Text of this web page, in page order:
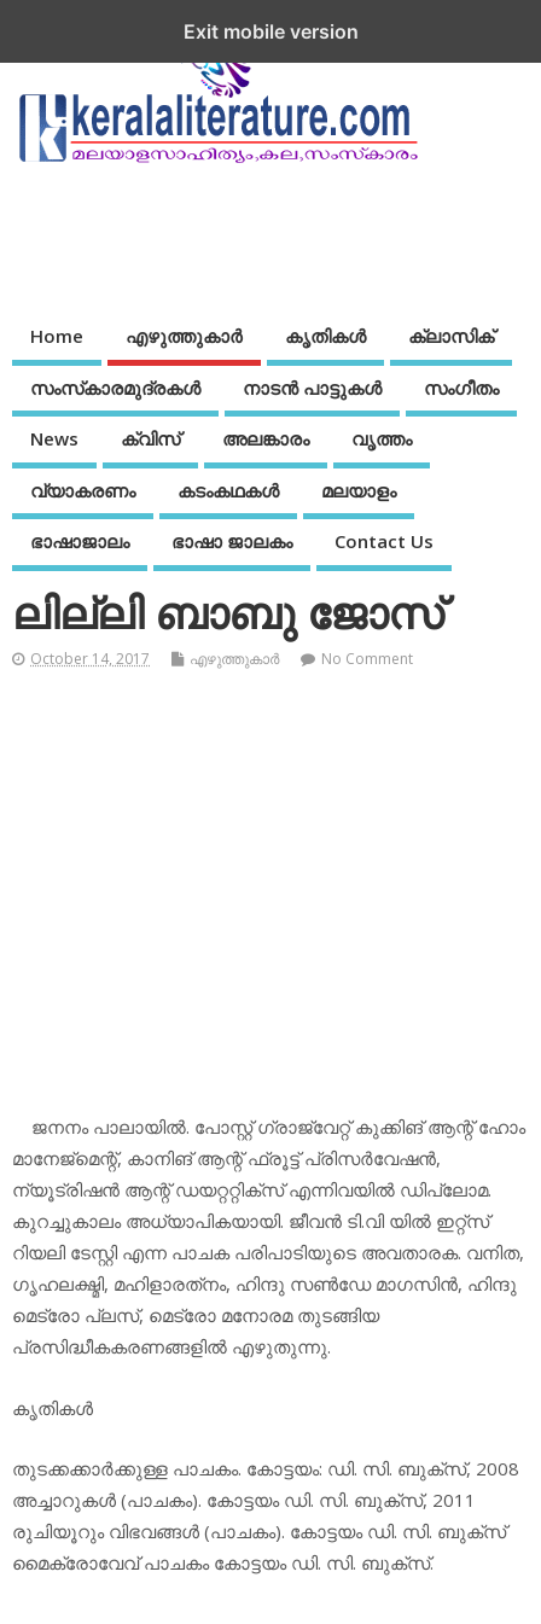
Home എഴുത്തുകാര്‍ കൃതികൾ ക്ലാസിക്
സംസ്‌കാരമുദ്രകള്‍ നാടന്‍ പാട്ടുകള്‍ സംഗീതം
News ക്വിസ് അലങ്കാരം വൃത്തം
വ്യാകരണം കടംകഥകള്‍ മലയാളം
ഭാഷാജാലം ഭാഷാ ജാലകം Contact Us
ലില്ലി ബാബു ജോസ്
October 14, 2017 എഴുത്തുകാര്‍ No Comment
ജനനം പാലായില്‍. പോസ്റ്റ് ഗ്രാജ്വേറ്റ് കുക്കിങ് ആന്റ് ഹോം
മാനേജ്‌മെന്റ്, കാനിങ് ആന്റ് ഫ്രൂട്ട് പ്രിസര്‍വേഷന്‍,
ന്യൂട്രിഷന്‍ ആന്റ് ഡയറ്ററ്റിക്‌സ് എന്നിവയില്‍ ഡിപ്ലോമ.
കുറച്ചുകാലം അധ്യാപികയായി. ജീവന്‍ ടി.വി യില്‍ ഇറ്റ്‌സ്
റിയലി ടേസ്റ്റി എന്ന പാചക പരിപാടിയുടെ അവതാരക. വനിത,
ഗൃഹലക്ഷ്മി, മഹിളാരത്‌നം, ഹിന്ദു സണ്‍ഡേ മാഗസിന്‍, ഹിന്ദു
മെട്രോ പ്ലസ്, മെട്രോ മനോരമ തുടങ്ങിയ
പ്രസിദ്ധീകകരണങ്ങളില്‍ എഴുതുന്നു.
കൃതികള്‍
തുടക്കക്കാര്‍ക്കുള്ള പാചകം. കോട്ടയം: ഡി. സി. ബുക്‌സ്, 2008
അച്ചാറുകള്‍ (പാചകം). കോട്ടയം ഡി. സി. ബുക്‌സ്, 2011
രുചിയൂറും വിഭവങ്ങള്‍ (പാചകം). കോട്ടയം ഡി. സി. ബുക്‌സ്
മൈക്രോവേവ് പാചകം കോട്ടയം ഡി. സി. ബുക്‌സ്.
Exit mobile version